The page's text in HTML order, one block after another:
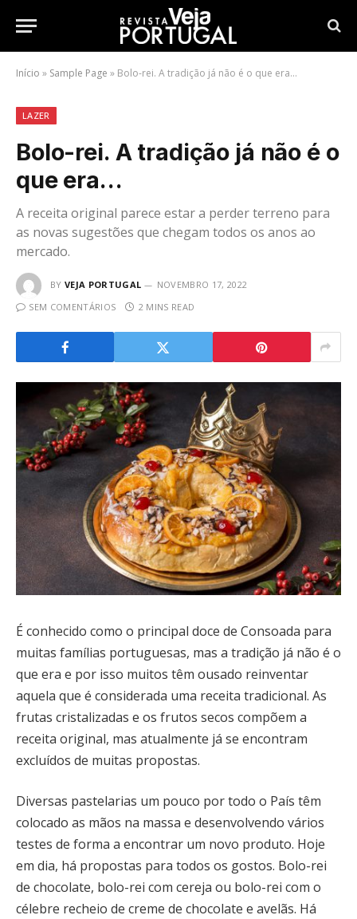
Início » Sample Page » Bolo-rei. A tradição já não é o que era…
LAZER
Bolo-rei. A tradição já não é o
que era…
A receita original parece estar a perder terreno para
as novas sugestões que chegam todos os anos ao
mercado.
BY VEJA PORTUGAL
NOVEMBRO 17, 2022
SEM COMENTÁRIOS
2 MINS READ
É conhecido como o principal doce de Consoada para
muitas famílias portuguesas, mas a tradição já não é o
que era e por isso muitos têm ousado reinventar
aquela que é considerada uma receita tradicional. As
frutas cristalizadas e os frutos secos compõem a
receita original, mas atualmente já se encontram
excluídos de muitas propostas.
Diversas pastelarias um pouco por todo o País têm
colocado as mãos na massa e desenvolvendo vários
testes de forma a encontrar um novo produto. Hoje
em dia, há propostas para todos os gostos. Bolo-rei
de chocolate, bolo-rei com cereja ou bolo-rei com o
célebre recheio de creme de chocolate e avelãs. Há